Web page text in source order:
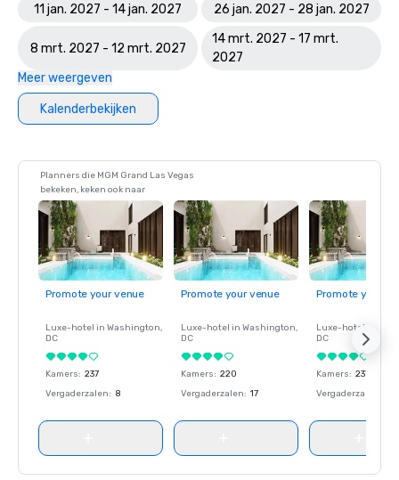
11 jan. 2027 - 14 jan. 2027 26 jan. 2027 - 28 jan. 2027
8 mrt. 2027 - 12 mrt. 2027
14 mrt. 2027 - 17 mrt.
2027
Meer weergeven
Kalenderbekijken
Planners die MGM Grand Las Vegas
bekeken, keken ook naar
Promote your venue
Luxe-hotel in Washington,
DC
Kamers: 237
Vergaderzalen: 8
Promote your venue
Luxe-hotel in Washington,
DC
Kamers: 220
Vergaderzalen: 17
Promote your
Luxe-hotel in
DC
Kamers: 237
Vergaderzalen